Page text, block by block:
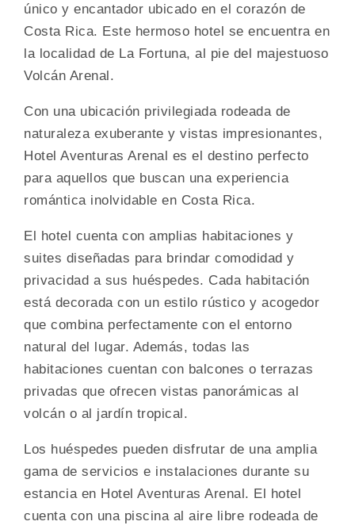
único y encantador ubicado en el corazón de
Costa Rica. Este hermoso hotel se encuentra en
la localidad de La Fortuna, al pie del majestuoso
Volcán Arenal.
Con una ubicación privilegiada rodeada de
naturaleza exuberante y vistas impresionantes,
Hotel Aventuras Arenal es el destino perfecto
para aquellos que buscan una experiencia
romántica inolvidable en Costa Rica.
El hotel cuenta con amplias habitaciones y
suites diseñadas para brindar comodidad y
privacidad a sus huéspedes. Cada habitación
está decorada con un estilo rústico y acogedor
que combina perfectamente con el entorno
natural del lugar. Además, todas las
habitaciones cuentan con balcones o terrazas
privadas que ofrecen vistas panorámicas al
volcán o al jardín tropical.
Los huéspedes pueden disfrutar de una amplia
gama de servicios e instalaciones durante su
estancia en Hotel Aventuras Arenal. El hotel
cuenta con una piscina al aire libre rodeada de